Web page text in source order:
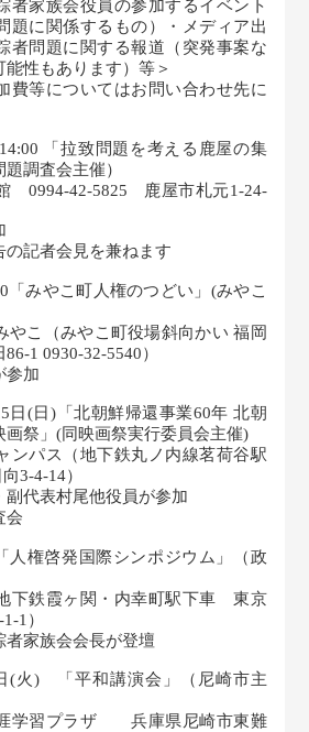
者家族会役員の参加するイベント
題に関係するもの）・メディア出
者問題に関する報道（突発事案な
性もあります）等＞
費等についてはお問い合わせ先に
「拉致問題を考える鹿屋の集
調査会主催）
0994-42-5825 鹿屋市札元1-24-
記者会見を兼ねます
みやこ町人権のつどい」(みやこ
やこ（みやこ町役場斜向かい 福岡
1 0930-32-5540）
参加
日(日)「北朝鮮帰還事業60年 北朝
画祭」(同映画祭実行委員会主催)
ンパス（地下鉄丸ノ内線茗荷谷駅
3-4-14）
副代表村尾他役員が参加
会
権啓発国際シンポジウム」（政
下鉄霞ヶ関・内幸町駅下車 東京
1）
者家族会会長が登壇
(火) 「平和講演会」（尼崎市主
涯学習プラザ 兵庫県尼崎市東難